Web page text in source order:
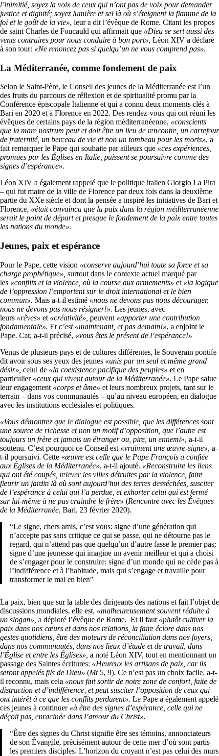
l’inimitié, soyez la voix de ceux qui n’ont pas de voix pour demander
justice et dignité; soyez lumière et sel là où s’éteignent la flamme de la
foi et le goût de la vie», leur a dit l’évêque de Rome. Citant les propos
de saint Charles de Foucauld qui affirmait que «Dieu se sert aussi des
vents contraires pour nous conduire à bon port», Léon XIV a déclaré
à son tour: «Ne renoncez pas si quelqu’un ne vous comprend pas».
La Méditerranée, comme fondement de paix
Selon le Saint-Père, le Conseil des jeunes de la Méditerranée est l’un
des fruits du parcours de réflexion et de spiritualité promu par la
Conférence épiscopale Italienne et qui a connu deux moments clés à
Bari en 2020 et à Florence en 2022. Des rendez-vous qui ont réuni les
évêques de certains pays de la région méditerranéenne, «conscients
que la mare nostrum peut et doit être un lieu de rencontre, un carrefour
de fraternité, un berceau de vie et non un tombeau pour les morts», a
fait remarquer le Pape qui souhaite par ailleurs que «ces expériences,
promues par les Églises en Italie, puissent se poursuivre comme des
signes d’espérance».
Léon XIV a également rappelé que le politique italien Giorgio La Pira
– qui fut maire de la ville de Florence par deux fois dans la deuxième
partie du XXe siècle et dont la pensée a inspiré les initiatives de Bari et
Florence, «était convaincu que la paix dans la région méditerranéenne
serait le point de départ et presque le fondement de la paix entre toutes
les nations du monde».
Jeunes, paix et espérance
Pour le Pape, cette vision «conserve aujourd’hui toute sa force et sa
charge prophétique», surtout dans le contexte actuel marqué par
les «conflits et la violence, où la course aux armements» et «la logique
de l’oppression l’emportent sur le droit international et le bien
commun». Mais a-t-il estimé «nous ne devons pas nous décourager,
nous ne devons pas nous résigner!». Les jeunes, avec
leurs «rêves» et «créativité», peuvent «apporter une contribution
fondamentale». Et c’est «maintenant, et pas demain!», a enjoint le
Pape. Car, a-t-il précisé, «vous êtes le présent de l’espérance!»
Venus de plusieurs pays et de cultures différentes, le Souverain pontife
dit avoir sous ses yeux des jeunes «unis par un seul et même grand
désir», celui de «la coexistence pacifique des peuples» et en
particulier «ceux qui vivent autour de la Méditerranée». Le Pape salue
leur engagement «corps et âme» et leurs nombreux projets, tant sur le
terrain – dans vos communautés – qu’au niveau européen, en dialogue
avec les institutions ecclésiales et politiques.
«Vous démontrez que le dialogue est possible, que les différences sont
une source de richesse et non un motif d’opposition, que l’autre est
toujours un frère et jamais un étranger ou, pire, un ennemi», a-t-il
soutenu. C’est pourquoi ce Conseil est «vraiment une œuvre-signe», a-
t-il poursuivi. Cette «œuvre est celle que le Pape François a confiée
aux Églises de la Méditerranée», a-t-il ajouté. «Reconstruire les liens
qui ont été coupés, relever les villes détruites par la violence, faire
fleurir un jardin là où sont aujourd’hui des terres desséchées, susciter
de l’espérance à celui qui l’a perdue, et exhorter celui qui est fermé
sur lui-même à ne pas craindre le frère» (Rencontre avec les Évêques
de la Méditerranée, Bari, 23 février 2020).
“Le signe, chers amis, c’est vous: signe d’une génération qui
n’accepte pas sans critique ce qui se passe, qui ne détourne pas le
regard, qui n’attend pas que quelqu’un d’autre fasse le premier pas;
signe d’une jeunesse qui imagine un avenir meilleur et qui a choisi
de s’engager pour le construire; signe d’un monde qui ne cède pas à
l’indifférence et à l’habitude, mais qui s’engage et travaille pour
transformer le mal en bien”
La paix, bien que sur la table des dirigeants des nations et fait l’objet de
discussions mondiales, elle est, «malheureusement souvent réduite à
un slogan», a déploré l’évêque de Rome. Et il faut «plutôt cultiver la
paix dans nos cœurs et dans nos relations, la faire éclore dans nos
gestes quotidiens, être des moteurs de réconciliation dans nos foyers,
dans nos communautés, dans nos lieux d’étude et de travail, dans
l’Église et entre les Églises», a noté Léon XIV, tout en mentionnant un
passage des Saintes écritures: «Heureux les artisans de paix, car ils
seront appelés fils de Dieu» (Mt5, 9). Ce n’est pas un choix facile, a-t-
il reconnu, mais cela «nous fait sortir de notre zone de confort, faite de
distraction et d’indifférence, et peut susciter l’opposition de ceux qui
ont intérêt à ce que les conflits perdurent». Le Pape a également appelé
ces jeunes à continuer «à être des signes d’espérance, celle qui ne
déçoit pas, enracinée dans l’amour du Christ».
“Être des signes du Christ signifie être ses témoins, annonciateurs
de son Évangile, précisément autour de cette mer d’où sont partis
les premiers disciples. L’horizon du croyant n’est pas celui des murs